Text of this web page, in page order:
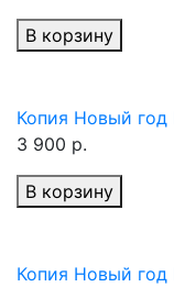
В корзину
Копия Новый
3 900 р.
В корзину
Копия Новый